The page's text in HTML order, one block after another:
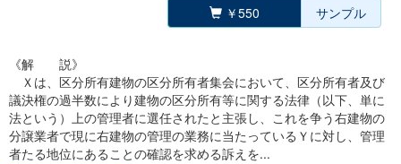
￥550 サンプル
《解 説》
Ｘは、区分所有建物の区分所有者集会において、区分所有者及び
議決権の過半数により建物の区分所有等に関する法律（以下、単に
法という）上の管理者に選任されたと主張し、これを争う右建物の
分譲業者で現に右建物の管理の業務に当たっているＹに対し、管理
者たる地位にあることの確認を求める訴えを...